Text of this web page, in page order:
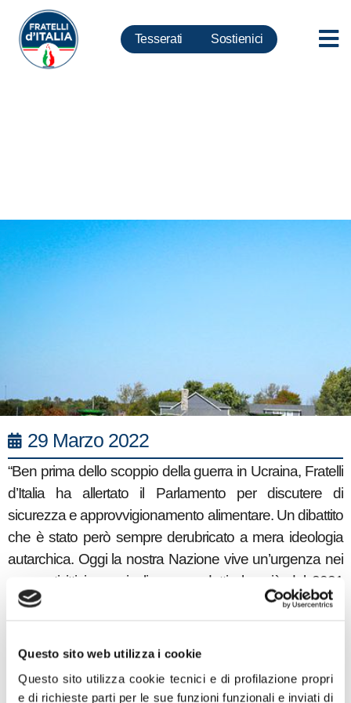
Questo sito web utilizza i cookie
Questo sito utilizza cookie tecnici e di profilazione propri
e di richieste parti per le sue funzioni funzionali e inviati di
Tesserati Sostienici
29 Marzo 2022
“Ben prima dello scoppio della guerra in Ucraina, Fratelli
d’Italia ha allertato il Parlamento per discutere di
sicurezza e approvvigionamento alimentare. Un dibattito
che è stato però sempre derubricato a mera ideologia
autarchica. Oggi la nostra Nazione vive un’urgenza nei
comparti ittici e agricoli con prodotti che già dal 2021
hanno subito importanti rincari per le condizioni
concorrenza cinese. Ci aspettavamo un netto
migliori” e dallo stesso ministro Patuanelli, ma invece il